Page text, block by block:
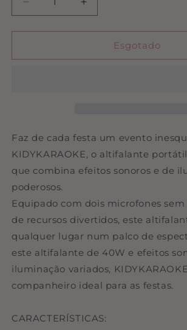
Diminuir
a
quantidade
Kidykaraoke
Aumentar
a
quantidade
Kidykaraoke
Esgotado
Faz de cada festa um evento
KIDYKARAOKE, o altifalante
que combina efeitos sonoros e de
poderosos.
Equipado com dois microfones
de recursos divertidos, este
qualquer lugar num palco de
este altifalante de 40W e efeitos
iluminação variados,
companheiro ideal para as festas.
CARACTERÍSTICAS: